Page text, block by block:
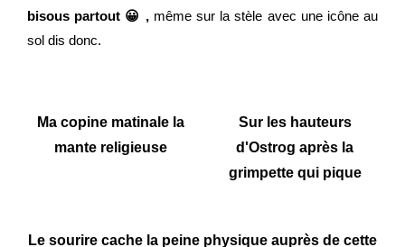
bisous partout 😀 , même sur la stèle avec une icône au
sol dis donc.
Ma copine matinale la
mante religieuse
Sur les hauteurs
d'Ostrog après la
grimpette qui pique
Le sourire cache la peine physique auprès de cette